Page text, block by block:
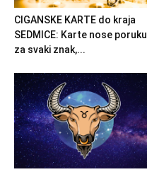
CIGANSKE KARTE do kraja
SEDMICE: Karte nose poruku
za svaki znak,...